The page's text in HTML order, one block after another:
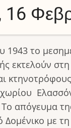
16
1943 το
εκτελούν
Το απόγευμα
με